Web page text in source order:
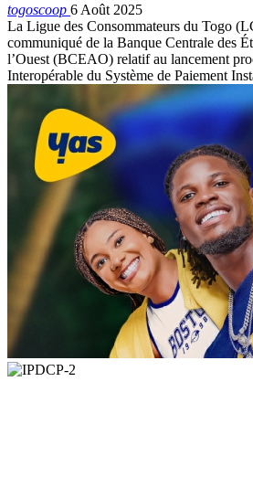
togoscoop 6 Août 2025
La Ligue des Consommateurs du Togo
communiqué de la Banque Centrale des
l’Ouest (BCEAO) relatif au lancement
Interopérable du Système de Paiement